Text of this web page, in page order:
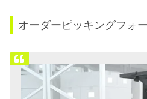
オーダーピッキングフォ